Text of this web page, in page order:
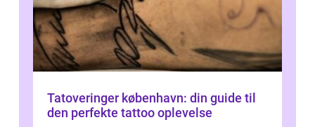
Tatoveringer københavn: din guide til
den perfekte tattoo oplevelse